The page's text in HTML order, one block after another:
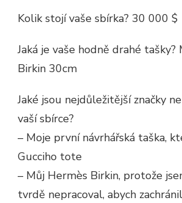
Kolik stojí vaše sbírka? 30 000 $
Jaká je vaše hodně drahé tašky?
Birkin 30cm
Jaké jsou nejdůležitější značky
vaší sbírce?
– Moje první návrhářská taška,
Gucciho tote
– Můj Hermès Birkin, protože
tvrdě nepracoval, abych